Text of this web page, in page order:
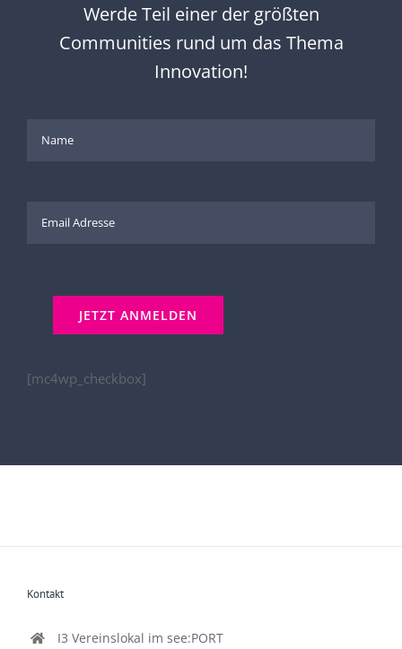
Werde Teil einer der größten
Communities rund um das Thema
Innovation!
[mc4wp_checkbox]
Kontakt
I3 Vereinslokal im see:PORT